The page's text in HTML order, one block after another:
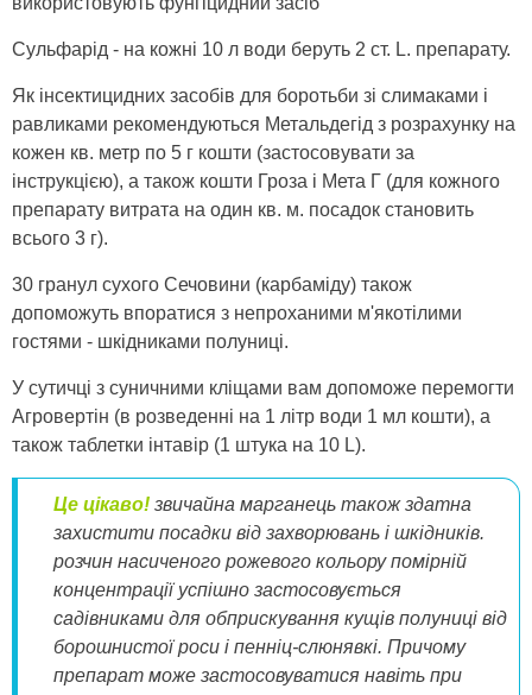
Сульфарід - на кожні 10 л води беруть 2 ст. L. препарату.
Як інсектицидних засобів для боротьби зі слимаками і
равликами рекомендуються Метальдегід з розрахунку на
кожен кв. метр по 5 г кошти (застосовувати за
інструкцією), а також кошти Гроза і Мета Г (для кожного
препарату витрата на один кв. м. посадок становить
всього 3 г).
30 гранул сухого Сечовини (карбаміду) також
допоможуть впоратися з непроханими м'якотілими
гостями - шкідниками полуниці.
У сутичці з суничними кліщами вам допоможе перемогти
Агровертін (в розведенні на 1 літр води 1 мл кошти), а
також таблетки інтавір (1 штука на 10 L).
Це цікаво! звичайна марганець також здатна
захистити посадки від захворювань і шкідників.
розчин насиченого рожевого кольорупомірній
концентрації успішно застосовується
садівниками для обприскування кущів полуниці від
борошнистої роси і пенніц-слюнявкі. Причому
препарат може застосовуватися навіть при